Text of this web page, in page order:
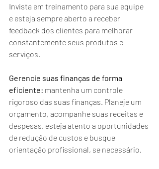
Invista em treinamento para sua equipe
e esteja sempre aberto a receber
feedback dos clientes para melhorar
constantemente seus produtos e
serviços.
Gerencie suas finanças de forma
eficiente: mantenha um controle
rigoroso das suas finanças. Planeje um
orçamento, acompanhe suas receitas e
despesas, esteja atento a oportunidades
de redução de custos e busque
orientação profissional, se necessário.